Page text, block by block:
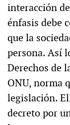
interacción
énfasis debe
que la
persona. Así
Derechos de
ONU, norma
legislación.
decreto por